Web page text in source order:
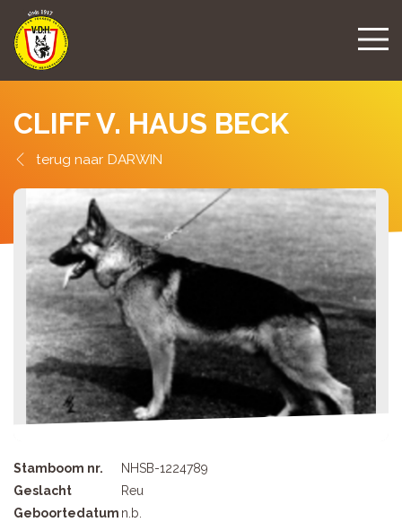
CLIFF V. HAUS BECK
DARWIN
Stamboom nr.
NHSB-1224789
Geslacht
Reu
Geboortedatum n.b.